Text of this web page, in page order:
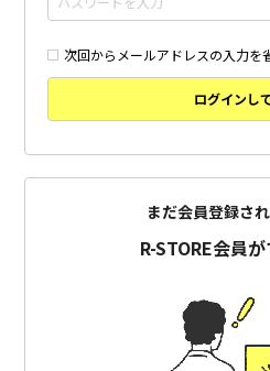
次回からメールアドレスの入力を
ログインし
まだ会員登録さ
R-STORE会員